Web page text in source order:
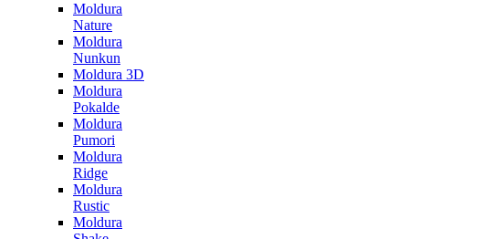
Moldura
Nature
Moldura
Nunkun
Moldura 3D
Moldura
Pokalde
Moldura
Pumori
Moldura
Ridge
Moldura
Rustic
Moldura